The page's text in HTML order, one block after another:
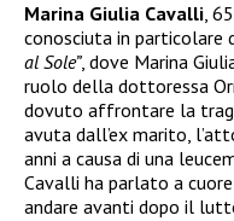
Marina Giulia Cavalli,
conosciuta in particolare
al Sole”, dove Marina
ruolo della dottoressa
dovuto affrontare la
avuta dall’ex marito,
anni a causa di una
Cavalli ha parlato a
andare avanti dopo il